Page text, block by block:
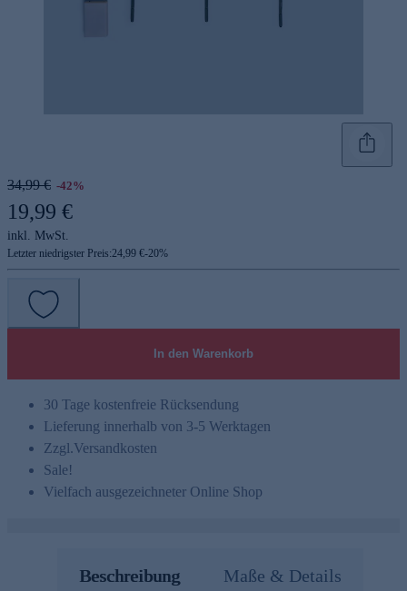
34,99 € -42%
19,99 €
inkl. MwSt.
Letzter niedrigster Preis:24,99 €-20%
In den Warenkorb
30 Tage kostenfreie Rücksendung
Lieferung innerhalb von 3-5 Werktagen
Zzgl.Versandkosten
Sale!
Vielfach ausgezeichneter Online Shop
Beschreibung Maße & Details